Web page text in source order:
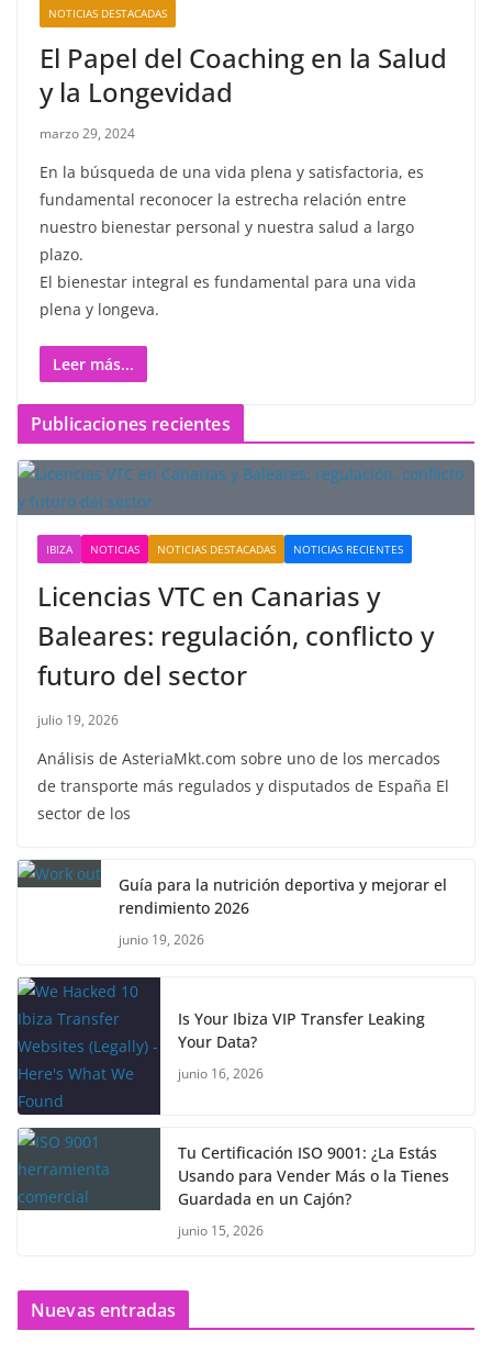
NOTICIAS DESTACADAS
El Papel del Coaching en la Salud
y la Longevidad
marzo 29, 2024
En la búsqueda de una vida plena y satisfactoria, es
fundamental reconocer la estrecha relación entre
nuestro bienestar personal y nuestra salud a largo
plazo.
El bienestar integral es fundamental para una vida
plena y longeva.
Leer más...
Publicaciones recientes
IBIZA NOTICIAS NOTICIAS DESTACADAS NOTICIAS RECIENTES
Licencias VTC en Canarias y
Baleares: regulación, conflicto y
futuro del sector
julio 19, 2026
Análisis de AsteriaMkt.com sobre uno de los mercados
de transporte más regulados y disputados de España El
sector de los
Guía para la nutrición deportiva y mejorar el
rendimiento 2026
junio 19, 2026
Is Your Ibiza VIP Transfer Leaking
Your Data?
junio 16, 2026
Tu Certificación ISO 9001: ¿La Estás
Usando para Vender Más o la Tienes
Guardada en un Cajón?
junio 15, 2026
Nuevas entradas